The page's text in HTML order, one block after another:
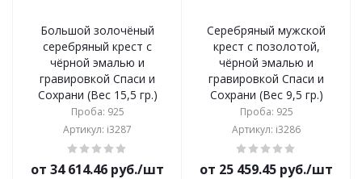
Большой золочёный
серебряный крест с
чёрной эмалью и
гравировкой Спаси и
Сохрани (Вес 15,5 гр.)
Проба: 925
Артикул: i3287
от 34 614.46 руб./шт
Серебряный мужской
крест с позолотой,
чёрной эмалью и
гравировкой Спаси и
Сохрани (Вес 9,5 гр.)
Проба: 925
Артикул: i3286
от 25 459.45 руб./шт